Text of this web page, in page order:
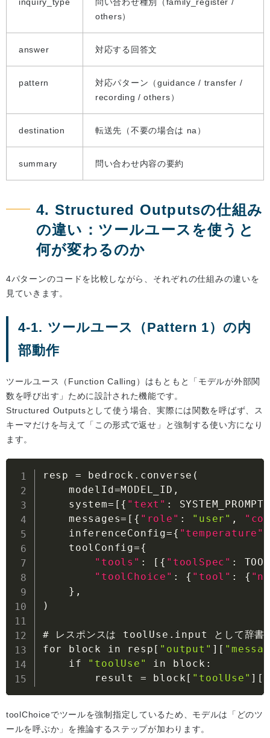
others）
answer 対応する回答文
pattern
対応パターン（guidance / transfer /
recording / others）
destination 転送先（不要の場合は na）
summary 問い合わせ内容の要約
4. Structured Outputsの仕組み
の違い：ツールユースを使うと
何が変わるのか
4パターンのコードを比較しながら、それぞれの仕組みの違いを
見ていきます。
4-1. ツールユース（Pattern 1）の内
部動作
ツールユース（Function Calling）はもともと「モデルが外部関
数を呼び出す」ために設計された機能です。
Structured Outputsとして使う場合、実際には関数を呼ばず、ス
キーマだけを与えて「この形式で返せ」と強制する使い方になり
ます。
resp = bedrock.converse(
    modelId=MODEL_ID
,
    system=
[ { "text" : SYSTEM_PROMPT
    messages=
[ { "role" : "user" ,
    inferenceConfig=
{ "temperature"
    toolConfig=
{
"tools" : [ { "toolSpec" :
"toolChoice" : { "tool" : {
} ,
)
# レスポンスは toolUse.input として辞書型
for block in resp [ "output" ] [
    if
"toolUse" in block :
        result = block
[ "toolUse" ] [
toolChoiceでツールを強制指定しているため、モデルは「どのツ
ールを呼ぶか」を推論するステップが加わります。